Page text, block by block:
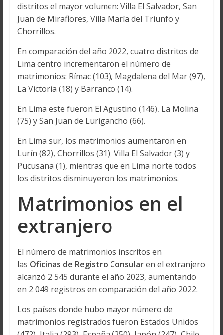
distritos el mayor volumen: Villa El Salvador, San
Juan de Miraflores, Villa María del Triunfo y
Chorrillos.
En comparación del año 2022, cuatro distritos de
Lima centro incrementaron el número de
matrimonios: Rímac (103), Magdalena del Mar (97),
La Victoria (18) y Barranco (14).
En Lima este fueron El Agustino (146), La Molina
(75) y San Juan de Lurigancho (66).
En Lima sur, los matrimonios aumentaron en
Lurín (82), Chorrillos (31), Villa El Salvador (3) y
Pucusana (1), mientras que en Lima norte todos
los distritos disminuyeron los matrimonios.
Matrimonios en el
extranjero
El número de matrimonios inscritos en
las Oficinas de Registro Consularen el extranjero
alcanzó 2 545 durante el año 2023, aumentando
en 2 049 registros en comparación del año 2022.
Los países donde hubo mayor número de
matrimonios registrados fueron Estados Unidos